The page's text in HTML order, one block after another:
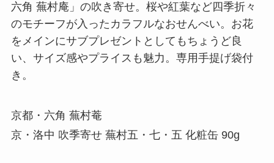
六角 蕪村庵」の吹き寄せ。桜や紅葉など四季折々
のモチーフが入ったカラフルなおせんべい。お花
をメインにサブプレゼントとしてもちょうど良
い、サイズ感やプライスも魅力。専用手提げ袋付
き。
京都・六角 蕪村菴
京・洛中 吹季寄せ 蕪村五・七・五 化粧缶 90g